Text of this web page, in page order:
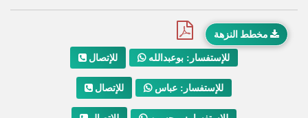
مخطط النزهة
للإتصال للإستفسار: بوعبدالله
للإتصال للإستفسار: عباس